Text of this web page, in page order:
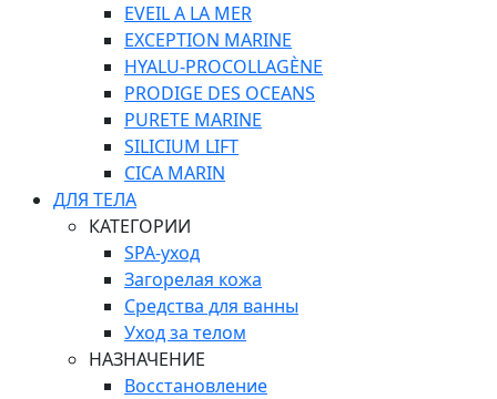
EVEIL A LA MER
EXCEPTION MARINE
HYALU-PROCOLLAGÈNE
PRODIGE DES OCEANS
PURETE MARINE
SILICIUM LIFT
СICA MARIN
ДЛЯ ТЕЛА
КАТЕГОРИИ
SPA-уход
Загорелая кожа
Средства для ванны
Уход за телом
НАЗНАЧЕНИЕ
Восстановление